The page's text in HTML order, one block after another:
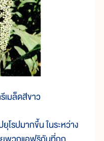
เมล็ดสีขาว
โรปมากขึ้น ในระหว่าง